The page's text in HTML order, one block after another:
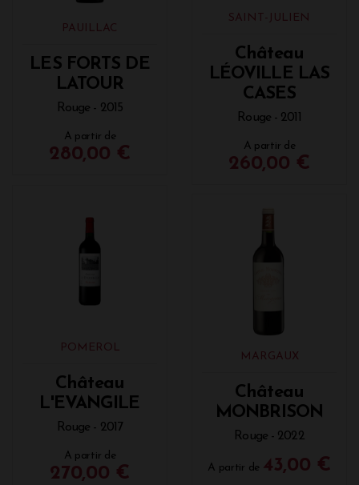
PAUILLAC
LES FORTS DE
LATOUR
Rouge - 2015
A partir de
280,00 €
SAINT-JULIEN
Château
LÉOVILLE LAS
CASES
Rouge - 2011
A partir de
260,00 €
POMEROL
Château
L'EVANGILE
Rouge - 2017
A partir de
270,00 €
MARGAUX
Château
MONBRISON
Rouge - 2022
A partir de 43,00 €